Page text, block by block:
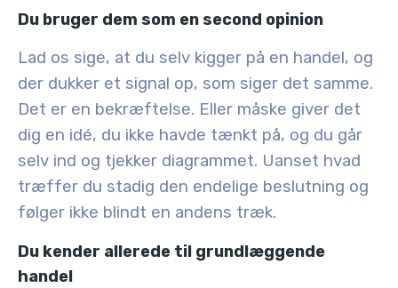
Du bruger dem som en second opinion
Lad os sige, at du selv kigger på en handel, og
der dukker et signal op, som siger det samme.
Det er en bekræftelse. Eller måske giver det
dig en idé, du ikke havde tænkt på, og du går
selv ind og tjekker diagrammet. Uanset hvad
træffer du stadig den endelige beslutning og
følger ikke blindt en andens træk.
Du kender allerede til grundlæggende
handel